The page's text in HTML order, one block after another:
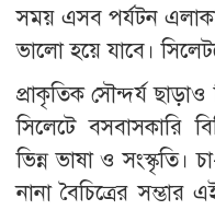
সময় এসব পর্যটন
ভালো হয়ে যাবে।
প্রাকৃতিক সৌন্দর্য ছাড়াও
সিলেটে বসবাসকারি
ভিন্ন ভাষা ও সংস্কৃতি।
নানা বৈচিত্রের